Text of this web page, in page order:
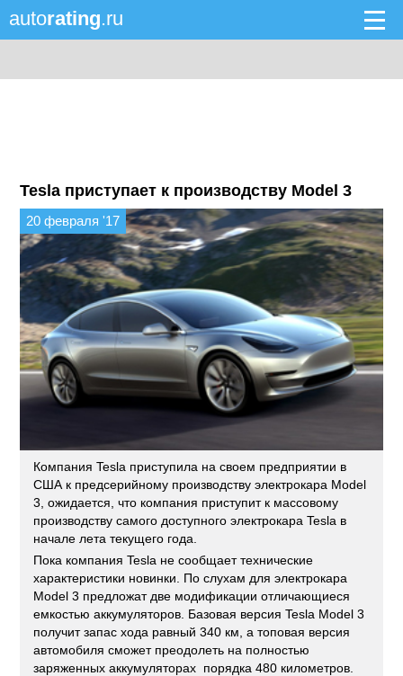
autorating.ru
Tesla приступает к производству Model 3
20 февраля '17
Компания Tesla приступила на своем предприятии в
США к предсерийному производству электрокара Model
3, ожидается, что компания приступит к массовому
производству самого доступного электрокара Tesla в
начале лета текущего года.
Пока компания Tesla не сообщает технические
характеристики новинки. По слухам для электрокара
Model 3 предложат две модификации отличающиеся
емкостью аккумуляторов. Базовая версия Tesla Model 3
получит запас хода равный 340 км, а топовая версия
автомобиля сможет преодолеть на полностью
заряженных аккумуляторах порядка 480 километров.